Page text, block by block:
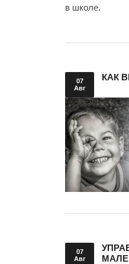
в школе.
07
Авг
КАК
07
Авг